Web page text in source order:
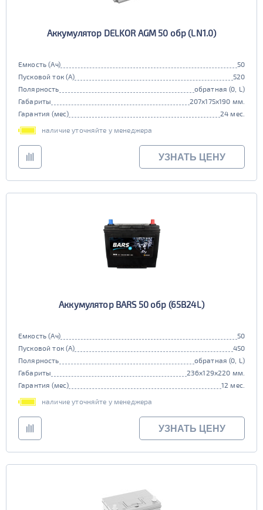
Аккумулятор DELKOR AGM 50 обр (LN1.0)
Емкость (Ач)
50
Пусковой ток (А)
520
Полярность
обратная (0, L)
Габариты
207x175x190 мм.
Гарантия (мес)
24 мес.
наличие уточняйте у менеджера
УЗНАТЬ ЦЕНУ
Аккумулятор BARS 50 обр (65B24L)
Емкость (Ач)
50
Пусковой ток (А)
450
Полярность
обратная (0, L)
Габариты
236x129x220 мм.
Гарантия (мес)
12 мес.
наличие уточняйте у менеджера
УЗНАТЬ ЦЕНУ